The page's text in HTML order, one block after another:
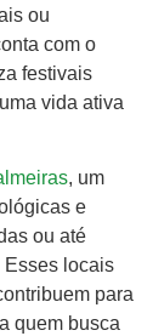
ou
com o
festivais
vida ativa
, um
e
ou até
Esses locais
para
quem busca